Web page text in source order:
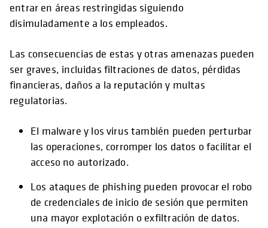
entrar en áreas restringidas siguiendo
disimuladamente a los empleados.
Las consecuencias de estas y otras amenazas pueden
ser graves, incluidas filtraciones de datos, pérdidas
financieras, daños a la reputación y multas
regulatorias.
El malware y los virus también pueden perturbar
las operaciones, corromper los datos o facilitar el
acceso no autorizado.
Los ataques de phishing pueden provocar el robo
de credenciales de inicio de sesión que permiten
una mayor explotación o exfiltración de datos.